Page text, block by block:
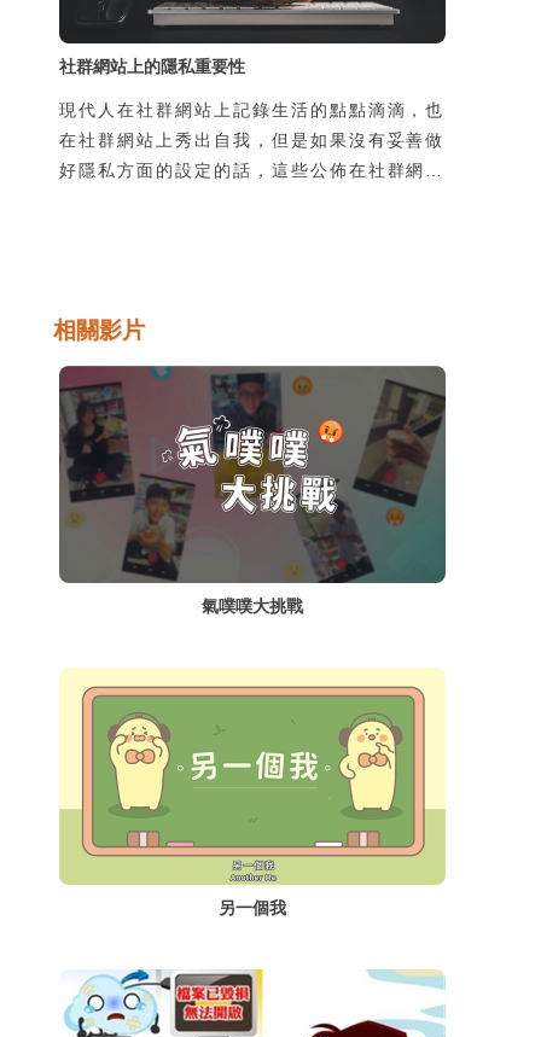
社群網站上的隱私重要性
現代人在社群網站上記錄生活的點點滴滴，也
在社群網站上秀出自我，但是如果沒有妥善做
好隱私方面的設定的話，這些公佈在社群網站
心。
相關影片
氣噗噗大挑戰
另一個我